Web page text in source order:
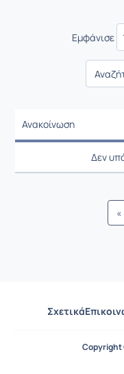
Εμφάνισε
Ανακοίνωση
Δεν
«
Σχετικά
Copyright